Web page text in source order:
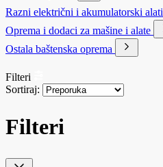
Razni električni i akumulatorski alati
Oprema i dodaci za mašine i alate
Ostala baštenska oprema
Filteri
Sortiraj:
Filteri